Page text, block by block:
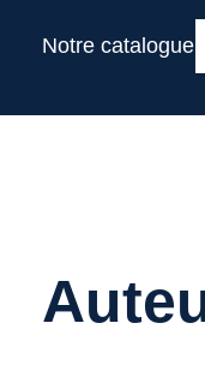
Notre catalogue: